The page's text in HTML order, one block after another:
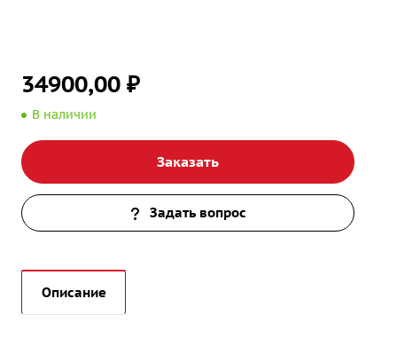
34900,00 ₽
В наличии
Заказать
Задать вопрос
Описание